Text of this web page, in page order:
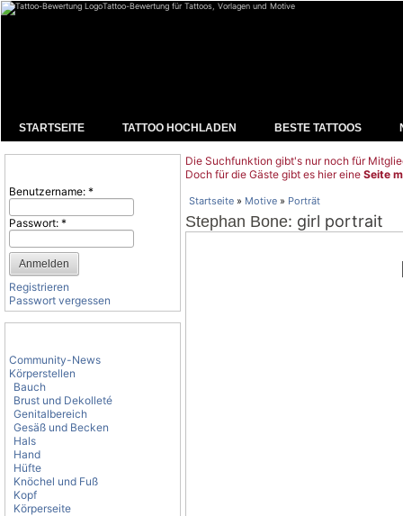
Tattoo-Bewertung für Tattoos, Vorlagen und Motive
STARTSEITE TATTOO HOCHLADEN BESTE TATTOOS
Benutzername: *
Passwort: *
Registrieren
Passwort vergessen
Community-News
Körperstellen
Bauch
Brust und Dekolleté
Genitalbereich
Gesäß und Becken
Hals
Hand
Hüfte
Knöchel und Fuß
Kopf
Körperseite
Die Suchfunktion gibt's nur noch für
Doch für die Gäste gibt es hier eine Seite
Startseite » Motive » Porträt
Stephan Bone: girl portrait